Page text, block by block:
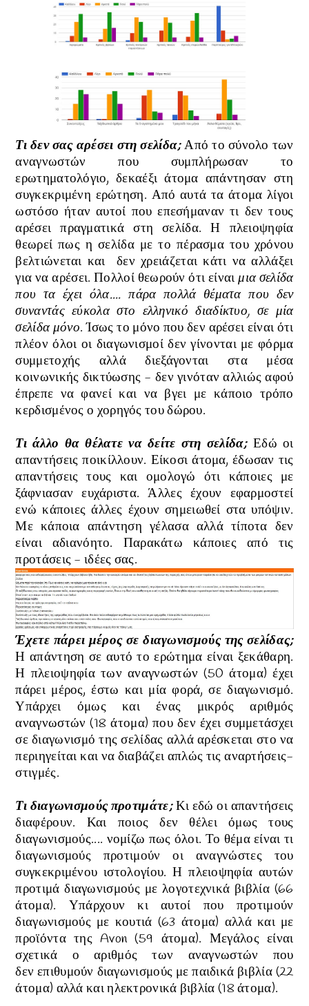
Τι δεν σας αρέσει στη σελίδα; Από το σύνολο των
αναγνωστών που συμπλήρωσαν το
ερωτηματολόγιο, δεκαέξι άτομα απάντησαν στη
συγκεκριμένη ερώτηση. Από αυτά τα άτομα λίγοι
ωστόσο ήταν αυτοί που επεσήμαναν τι δεν τους
αρέσει πραγματικά στη σελίδα. Η πλειοψηφία
θεωρεί πως η σελίδα με το πέρασμα του χρόνου
βελτιώνεται και δεν χρειάζεται κάτι να αλλάξει
για να αρέσει. Πολλοί θεωρούν ότι είναιμια σελίδα
που τα έχει όλα.... πάρα πολλά θέματα που δεν
συναντάς εύκολα στο ελληνικό διαδίκτυο, σε μία
σελίδα μόνο. Ίσως το μόνο που δεν αρέσει είναι ότι
πλέον όλοι οι διαγωνισμοί δεν γίνονται με φόρμα
συμμετοχής αλλά διεξάγονται στα μέσα
κοινωνικής δικτύωσης - δεν γινόταν αλλιώς αφού
έπρεπε να φανεί και να βγει με κάποιο τρόπο
κερδισμένος ο χορηγός του δώρου.
Τι άλλο θα θέλατε να δείτε στη σελίδα;Εδώ οι
απαντήσεις ποικίλλουν. Είκοσι άτομα, έδωσαν τις
απαντήσεις τους και ομολογώ ότι κάποιες με
ξάφνιασαν ευχάριστα. Άλλες έχουν εφαρμοστεί
ενώ κάποιες άλλες έχουν σημειωθεί στα υπόψιν.
Με κάποια απάντηση γέλασα αλλά τίποτα δεν
είναι αδιανόητο. Παρακάτω κάποιες από τις
προτάσεις - ιδέες σας.
Έχετε πάρει μέρος σε διαγωνισμούς της σελίδας;
Η απάντηση σε αυτό το ερώτημα είναι ξεκάθαρη.
Η πλειοψηφία των αναγνωστών (50 άτομα) έχει
πάρει μέρος, έστω και μία φορά, σε διαγωνισμό.
Υπάρχει όμως και ένας μικρός αριθμός
αναγνωστών (18 άτομα) που δεν έχει συμμετάσχει
σε διαγωνισμό της σελίδας αλλά αρέσκεται στο να
περιηγείται και να διαβάζει απλώς τις αναρτήσεις-
στιγμές.
Τι διαγωνισμούς προτιμάτε;Κι εδώ οι απαντήσεις
διαφέρουν. Και ποιος δεν θέλει όμως τους
διαγωνισμούς.... νομίζω πως όλοι. Το θέμα είναι τι
διαγωνισμούς προτιμούν οι αναγνώστες του
συγκεκριμένου ιστολογίου. Η πλειοψηφία αυτών
προτιμά διαγωνισμούς με λογοτεχνικά βιβλία (66
άτομα). Υπάρχουν κι αυτοί που προτιμούν
διαγωνισμούς με κουτιά (63 άτομα) αλλά και με
προϊόντα της Avon(59 άτομα). Μεγάλος είναι
σχετικά ο αριθμός των αναγνωστών που
δενεπιθυμούν διαγωνισμούς με παιδικά βιβλία (22
άτομα) αλλά και ηλεκτρονικά βιβλία (18 άτομα).